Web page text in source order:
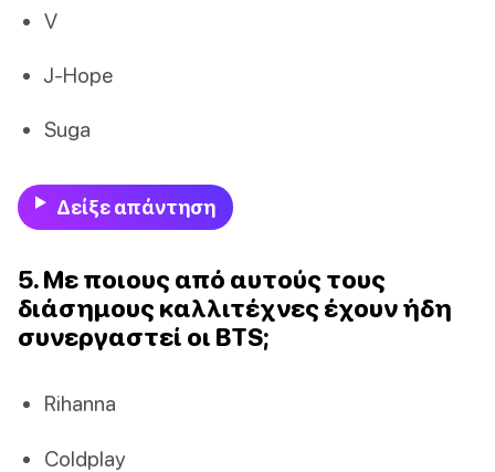
V
J-Hope
Suga
Δείξε απάντηση
5. Με ποιους από αυτούς τους
διάσημους καλλιτέχνες έχουν ήδη
συνεργαστεί οι BTS;
Rihanna
Coldplay